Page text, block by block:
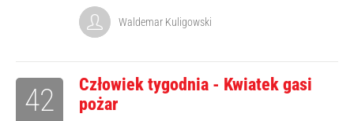
Waldemar Kuligowski
Człowiek tygodnia - Kwiatek gasi
pożar
42